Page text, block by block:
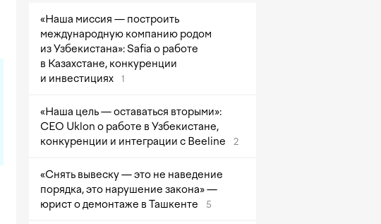
«Наша миссия — построить
международную компанию родом
из Узбекистана»: Safia о работе
в Казахстане, конкуренции
и инвестициях
1
«Наша цель — оставаться вторыми»:
CEO Uklon о работе в Узбекистане,
конкуренции и интеграции с Beeline
2
«Снять вывеску — это не наведение
порядка, это нарушение закона» —
юрист о демонтаже в Ташкенте
5